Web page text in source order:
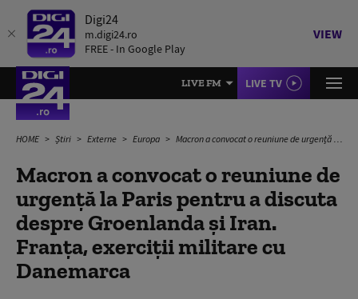
Digi24
m.digi24.ro
FREE - In Google Play
VIEW
LIVE FM LIVE TV
HOME Știri Externe Europa Macron a convocat o reuniune de urgență la Paris pentru a discuta despre Groenlanda și Iran. Franța, exerciții militare cu Danemarca
Macron a convocat o reuniune de
urgență la Paris pentru a discuta
despre Groenlanda și Iran.
Franța, exerciții militare cu
Danemarca